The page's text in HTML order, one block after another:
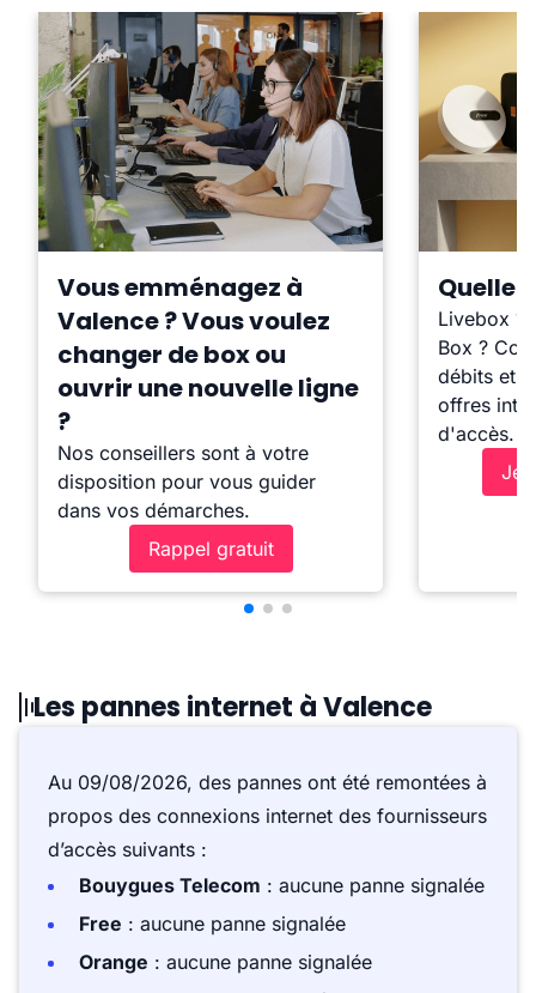
Vous emménagez à
Valence ? Vous voulez
changer de box ou
ouvrir une nouvelle ligne
?
Nos conseillers sont à votre
disposition pour vous guider
dans vos démarches.
Rappel gratuit
Quelle
Livebox ?
Box ?
débits et
offres
d'accès.
Je
Les pannes internet à Valence
Au 09/08/2026, des pannes ont été remontées à
propos des connexions internet des fournisseurs
d’accès suivants :
Bouygues Telecom : aucune panne signalée
Free : aucune panne signalée
Orange : aucune panne signalée